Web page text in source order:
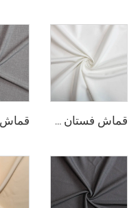
قماش فستان مطاطي من البوليستر والرايون